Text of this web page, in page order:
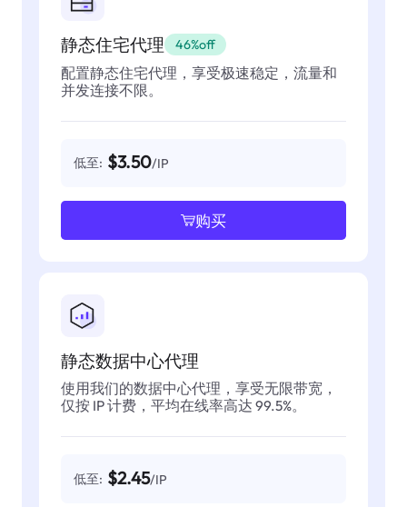
静态住宅代理 46%off
配置静态住宅代理，享受极速稳定，流量和
并发连接不限。
低至: $3.50/IP
购买
静态数据中心代理
使用我们的数据中心代理，享受无限带宽，
仅按 IP 计费，平均在线率高达 99.5%。
低至: $2.45/IP